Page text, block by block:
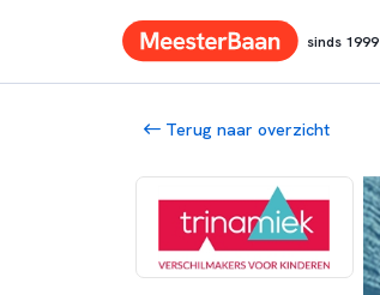
sinds 1999
Terug naar overzicht